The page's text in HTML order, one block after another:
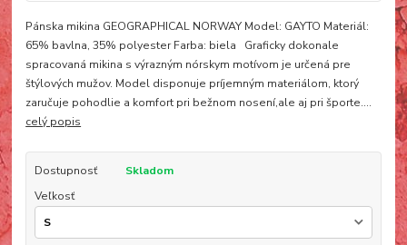
Pánska mikina GEOGRAPHICAL NORWAY Model: GAYTO Materiál:
65% bavlna, 35% polyester Farba: biela Graficky dokonale
spracovaná mikina s výrazným nórskym motívom je určená pre
štýlových mužov. Model disponuje príjemným materiálom, ktorý
zaručuje pohodlie a komfort pri bežnom nosení,ale aj pri športe....
celý popis
Dostupnosť
Skladom
Veľkosť